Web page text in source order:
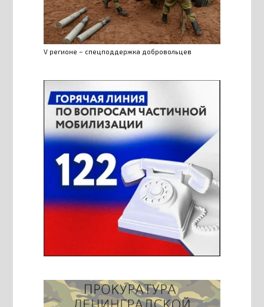
V регионе – спецподдержка добровольцев